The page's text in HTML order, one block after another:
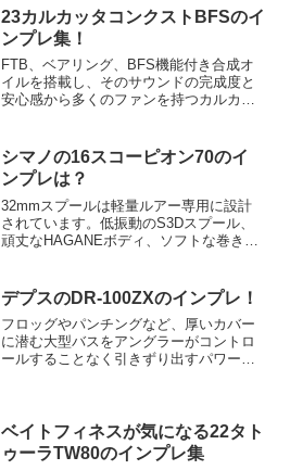
23カルカッタコンクストBFSのイ
ンプレ集！
FTB、ベアリング、BFS機能付き合成オ
イルを搭載し、そのサウンドの完成度と
安心感から多くのファンを持つカルカッ
し、静かでスムーズなリトリーブを実
現。さらに、小型ルアーや...
シマノの16スコーピオン70のイ
ンプレは？
32mmスプールは軽量ルアー専用に設計
されています。低振動のS3Dスプール、
頑丈なHAGANEボディ、ソフトな巻き心
シャーとブレーキを中央の外部ダイ...
デプスのDR-100ZXのインプレ！
フロッグやパンチングなど、厚いカバー
に潜む大型バスをアングラーがコントロ
ールすることなく引きずり出すパワーフ
では不要なドラッグを...
ベイトフィネスが気になる22タト
ゥーラTW80のインプレ集